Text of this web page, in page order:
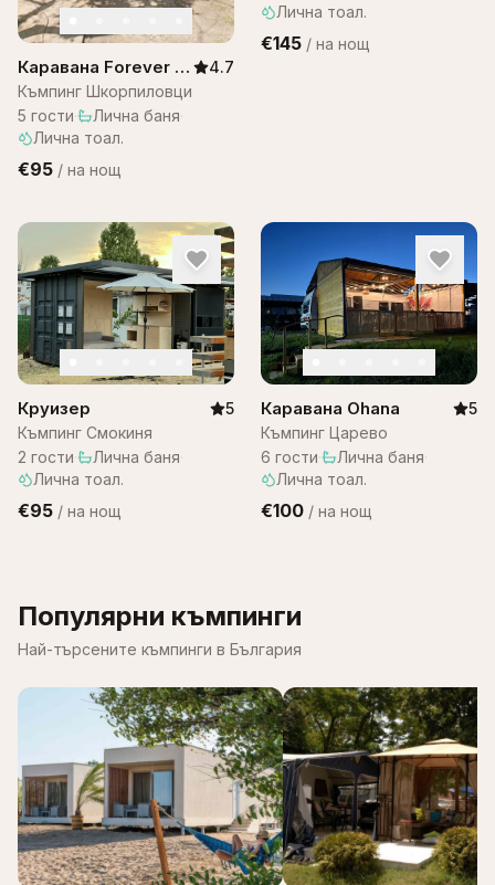
Каравана Forever –
Шкорпиловци
4.7
Къмпинг Шкорпиловци
5 гости· Лична баня·
Лична тоал.
€95 / на нощ
Лична тоал.
€145 / на нощ
Круизер
5
Къмпинг Смокиня
2 гости· Лична баня·
Лична тоал.
€95 / на нощ
Каравана Ohana
5
Къмпинг Царево
6 гости· Лична баня·
Лична тоал.
€100 / на нощ
Популярни къмпинги
Най-търсените къмпинги в България